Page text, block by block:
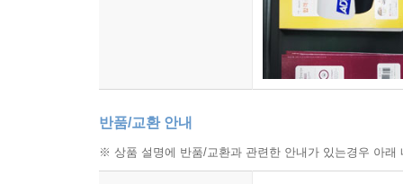
반품/교환 안내
※ 상품 설명에 반품/교환과 관련한 안내가 있는경우 아